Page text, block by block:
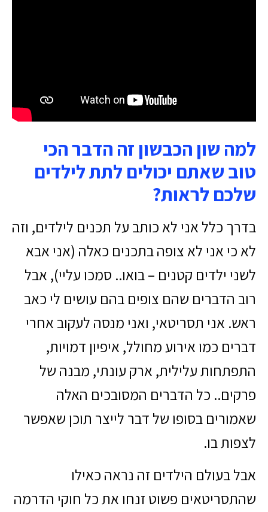
למה שון הכבשון זה הדבר הכי
טוב שאתם יכולים לתת לילדים
שלכם לראות?
בדרך כלל אני לא כותב על תכנים לילדים, וזה
לא כי אני לא צופה בתכנים כאלה (אני אבא
לשני ילדים קטנים – בואו.. סמכו עליי), אבל
רוב הדברים שהם צופים בהם עושים לי כאב
ראש. אני תסריטאי, ואני מנסה לעקוב אחרי
דברים כמו אירוע מחולל, איפיון דמויות,
התפתחות עלילית, ארק עונתי, מבנה של
פרקים.. כל הדברים המסובכים האלה
שאמורים בסופו של דבר לייצר תוכן שאפשר
לצפות בו.
אבל בעולם הילדים זה נראה כאילו
שהתסריטאים פשוט זנחו את כל חוקי הדרמה